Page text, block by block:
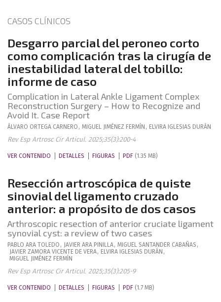
CASOS CLÍNICOS
Desgarro parcial del peroneo corto
como complicación tras la cirugía de
inestabilidad lateral del tobillo:
informe de caso
Complication in Lateral Ankle Ligament Complex
Reconstruction Surgery – How to Recognize and
Avoid It. Case Report
ÁLVARO ORTEGA CARNERO , MIGUEL JIMÉNEZ FERMÍN , ELVIRA IGLESIAS DURÁN
Rev Esp Artrosc Cir Articul. 2025;35(3):200-4
VER CONTENIDO DETALLES FIGURAS PDF (1.35 MB)
Resección artroscópica de quiste
sinovial del ligamento cruzado
anterior: a propósito de dos casos
Arthroscopic resection of anterior cruciate ligament
synovial cyst: a review of two cases
PABLO ARA TOLEDO , JAVIER ARA PINILLA, MIGUEL SANTANDER CABAÑAS ,
JAVIER ZAMORA VICENTE DE VERA, ELVIRA IGLESIAS DURÁN ,
MIGUEL
JIMÉNEZ FERMÍN
Rev Esp Artrosc Cir Articul. 2025;35(3):205-9
VER CONTENIDO DETALLES FIGURAS PDF (1.7 MB)